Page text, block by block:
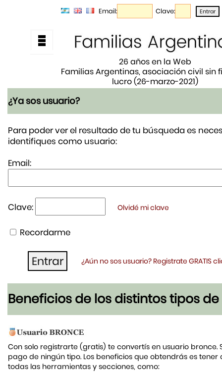
Email: Clave:
26 años en la Web
Familias Argentinas, asociación civil sin
lucro (26-marzo-2021)
¿Ya sos usuario?
Para poder ver el resultado de tu búsqueda es
identifiques como usuario:
Email:
Clave: Olvidé mi clave
Recordarme
¿Aún no sos usuario? Registrate GRATIS
Beneficios de los distintos tipos de
Con solo registrarte (gratis) te convertís en usuario bronce.
pago de ningún tipo. Los beneficios que obtendrás es tener
todas las herramientas y secciones, como: